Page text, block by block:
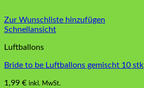
Zur Wunschliste hinzufügen
Schnellansicht
Luftballons
Bride to be Luftballons gemischt 10 stk
1,99 € inkl. MwSt.